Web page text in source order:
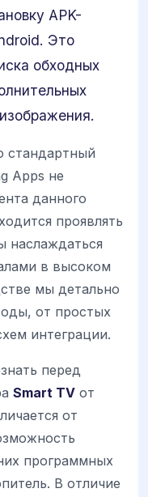
APK-
Это
обходных
стандартный
Apps не
данного
проявлять
наслаждаться
в высоком
мы детально
от простых
интеграции.
перед
Smart TV от
от
программных
В отличие